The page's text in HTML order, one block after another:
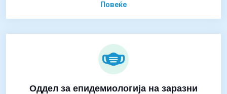
Повеќе
Оддел за епидемиологија на заразни